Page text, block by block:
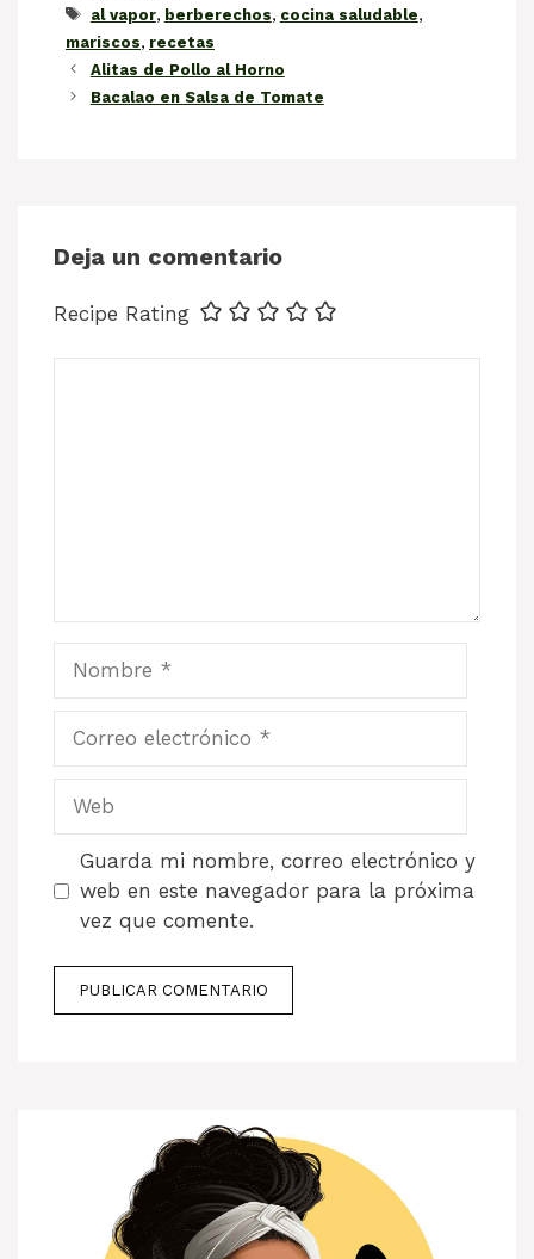
Etiquetas
al vapor, berberechos, cocina saludable,
mariscos, recetas
Alitas de Pollo al Horno
Bacalao en Salsa de Tomate
Deja un comentario
Recipe Rating
electrónico
Guarda mi nombre, correo electrónico y
web en este navegador para la próxima
vez que comente.